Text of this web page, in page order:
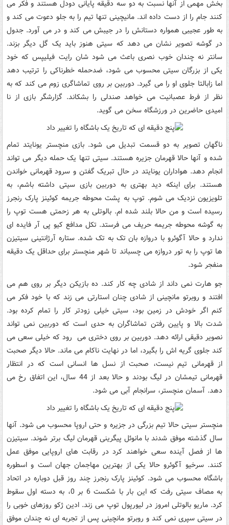
بخش مهمی از آنها نسبت به دو سه دقیقه پایانی دودل هستند و فکر می
کنند جام را از دست داده اند. مانیچینی تنها تیم را به جلو دعوت می کند و
به طور عجیبی همواره دستانش را در جیبش می کند و در می آورد. جدول
در گوشه تصویر نشان می دهد که سیتی هنوز باید یک گل دیگر بزند.
سانتر نه چندان خوب نصری باعث می شود شان رایت فیلیپس که خود
یکی از بزرگان سیتی محسوب می شود، ضدحمله خطرناکی را ترتیب دهد
اما زابالتا جلوی او را می گیرد. دوربین بر روی تماشاگری زوم می کند که به
نظر از فرط عصبانیت می خواهد صندلی را بشکاند. گزارشگر بازی از نا
امیدی حاضرین در ورزشگاه سخن می گوید.
ناگهان تصویر به دو قسمت تبدیل می شود. بازی منچستر یونایتد تمام
شده و آنها حالا قهرمان جزیره هستند. سیتی تنها یک حمله دیگر می تواند
انجام دهد. هواداران یونایتد در حال تبریک گفتن و سرود قهرمانی خواندن
هستند. برای اینکه دید بهتری به دوربین بازی سیتی داشته باشم، به
تلویزیون نزدیک می شوم. توپ به پشت محوطه جریمه کوئینز پارک رنجرز
رسیده است و من حالا بلند شده ام. بالوتلی به هر زحمتی هست توپ را
به گوشه محوطه جریمه حریف می فرستد. تکل مدافع کیو پی آر فایده ای
ندارد و حالا آگوئرو با دروازه بان تک به تک شده. ستاره آرژانتینی سیتیزن
ها توپ را به تور دروازه می چسباند تا شهر منچستر برای حداقل یک دقیقه
منفجر شود.
جو هارت نمی داند از شادی چه کار کند. ده بازیکن دیگر بر روی هم می
افتند و روبرتو مانچینی از شادی چنان استارتی می زند که با خود فکر می
کنم اگر خودش در زمین بود، سیتی خیلی زودتر کار را تمام کرده بود.
شدت بالا و پایین رفتن تماشاگران به حدی است که دوربین نمی تواند
نصویر دقیقی ارائه دهد. دوربین بر روی دختری می رود که خیلی سعی می
کند جلوی گریه اش را بگیرد، اما در نهایت ناکام می ماند. حالا دیگر صحبت
از قهرمانی تیم نیست، صحبت از نسل ها انسانی است که در انتظار
قهرمانی تیمشان در لیگ بودند و حالا بعد از 44 سال، این اتفاق رخ می
دهد. آسمان منچستر، سرانجام آبی می شود.
منچستر سیتی حالا تیم بزرگی در جزیره و حتی اروپا محسوب می شود. آنها
سال گذشته موفق شدند با مانوئل پیگرینی قهرمان لیگ برتر شوند. سیتیزن
ها از فصل آینده سعی خواهند کرد در رقابت های اروپایی موفق عمل
کنند. سرخیو آگوئرو حالا یکی از بهترین مهاجمان جهان است و اسطوره
باشگاه محسوب می شود. کوئینز پارک رنجرز چند روز قبل دوباره در اتحاد
به مصاف سیتی رفت که این بار با شکست 6 بر 0، به دسته اول سقوط
کرد. ماریو بالوتلی امروز در لیورپول توپ می زند. ادین ژکو روزهای خوبی را
در سیتی سپری نمی کند و روبرتو مانچینی پس از تجربه ای نه چندان موفق